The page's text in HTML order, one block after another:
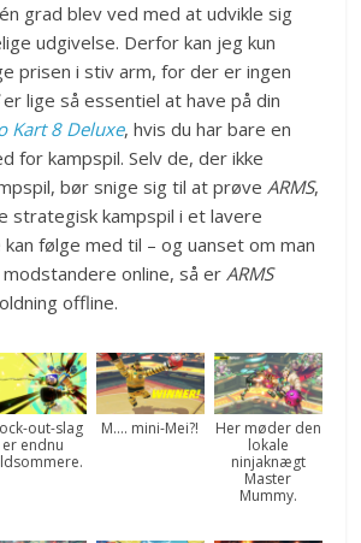
grad blev ved med at udvikle sig
udgivelse. Derfor kan jeg kun
prisen i stiv arm, for der er ingen
er lige så essentiel at have på din
Kart 8 Deluxe, hvis du har bare en
for kampspil. Selv de, der ikke
bør snige sig til at prøveARMS,
strategisk kampspil i et lavere
følge med til – og uanset om man
modstandere online, så erARMS
offline.
out-slag
er endnu
M…. mini-Mei?!
Her møder den
lokale
ninjaknægt
Master
Mummy.